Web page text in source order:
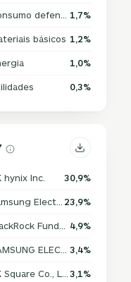
1,7%
básicos 1,2%
1,0%
0,3%
hynix Inc. 30,9%
23,9%
4,9%
3,4%
3,1%